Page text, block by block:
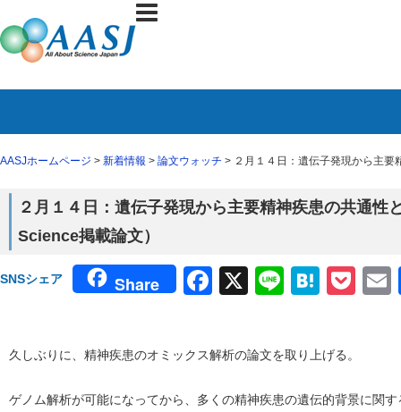
AASJホームページ > 新着情報 > 論文ウォッチ > ２月１４日：遺伝子発現から主
２月１４日：遺伝子発現から主要精神疾患の共通性
Science掲載論文）
SNSシェア Share Facebook
X Line
久しぶりに、精神疾患のオミックス解析の論文を取り上げる。
ゲノム解析が可能になってから、多くの精神疾患の遺伝的背景に関